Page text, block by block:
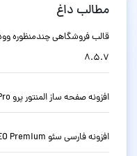
مطالب داغ
8.5.7
افزونه صفحه ساز المنتور پرو Elementor Pro وردپرس نسخه 4.2.1
افزونه فارسی سئو Yoast SEO Premium وردپرس نسخه حرفه ای 28.1